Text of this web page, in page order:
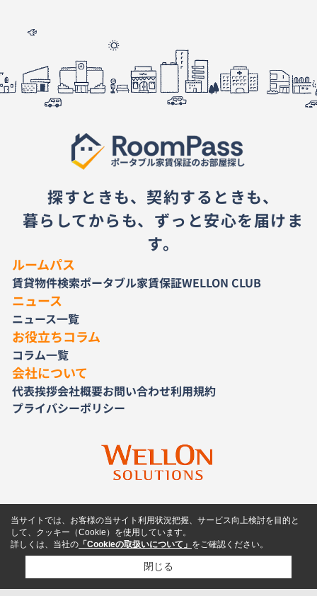
探すときも、契約するときも、
暮らしてからも、ずっと安心を届けま
す。
ルームパス
賃貸物件検索ポータブル家賃保証WELLON CLUB
ニュース
ニュース一覧
お役立ちコラム
コラム一覧
会社について
代表挨拶会社概要お問い合わせ利用規約
プライバシーポリシー
当サイトでは、お客様の当サイト利用状況把握、サービス向上検討を目的と
して、クッキー（Cookie）を使用しています。
詳しくは、当社の 「Cookieの取扱いについて」 をご確認ください。
閉じる